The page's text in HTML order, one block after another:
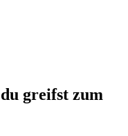
greifst zum